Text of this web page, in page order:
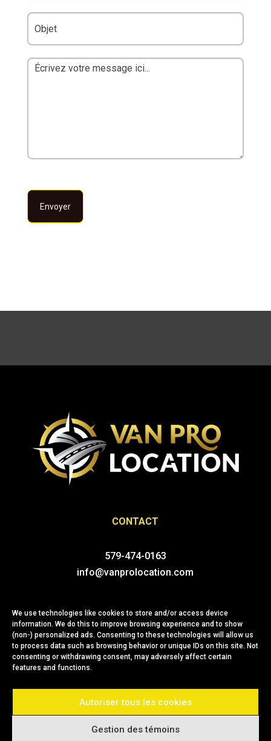
We use technologies like cookies to store and/or access device
information. We do this to improve browsing experience and to show
(non-) personalized ads. Consenting to these technologies will allow us
to process data such as browsing behavior or unique IDs on this site. Not
consenting or withdrawing consent, may adversely affect certain
features and functions.
Autoriser tous les cookies
Gestion des témoins
Envoyer
CONTACT
579-474-0163
info@vanprolocation.com
Repentigny (Québec) J6A 2X1
CANADA